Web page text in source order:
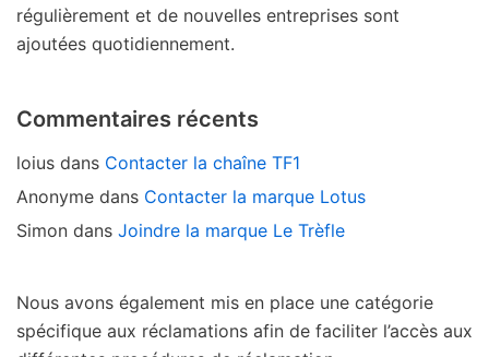
régulièrement et de nouvelles entreprises sont
ajoutées quotidiennement.
Commentaires récents
loius dans Contacter la chaîne TF1
Anonyme dans Contacter la marque Lotus
Simon dans Joindre la marque Le Trèfle
Nous avons également mis en place une catégorie
spécifique aux réclamations afin de faciliter l’accès aux